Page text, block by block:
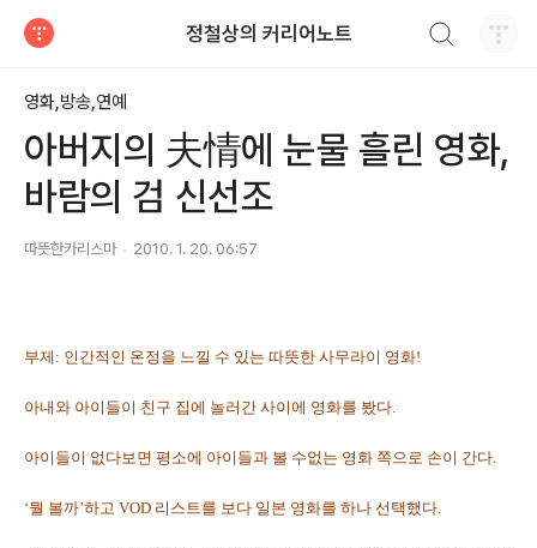
정철상의 커리어노트
영화,방송,연예
아버지의 夫情에 눈물 흘린 영화,
바람의 검 신선조
따뜻한카리스마 2010. 1. 20. 06:57
부제: 인간적인 온정을 느낄 수 있는 따뜻한 사무라이 영화!
아내와 아이들이 친구 집에 놀러간 사이에 영화를 봤다.
아이들이 없다보면 평소에 아이들과 볼 수없는 영화 쪽으로 손이 간다.
‘뭘 볼까’하고 VOD 리스트를 보다 일본 영화를 하나 선택했다.